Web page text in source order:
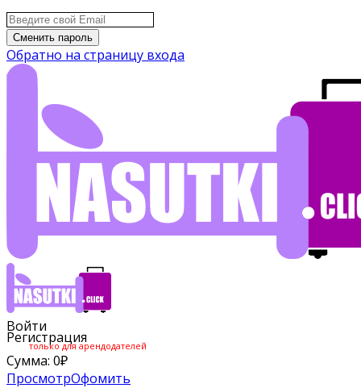
Сменить пароль
Обратно на страницу входа
Войти
Регистрация
только для арендодателей
Сумма: 0₽
ПросмотрОфомить